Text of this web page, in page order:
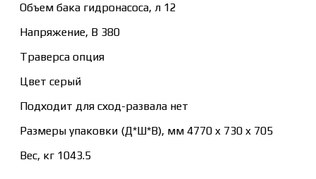
Объем бака гидронасоса, л 12
Напряжение, В 380
Траверса опция
Цвет серый
Подходит для сход-развала нет
Размеры упаковки (Д*Ш*В), мм 4770 x 730 x 705
Вес, кг 1043.5